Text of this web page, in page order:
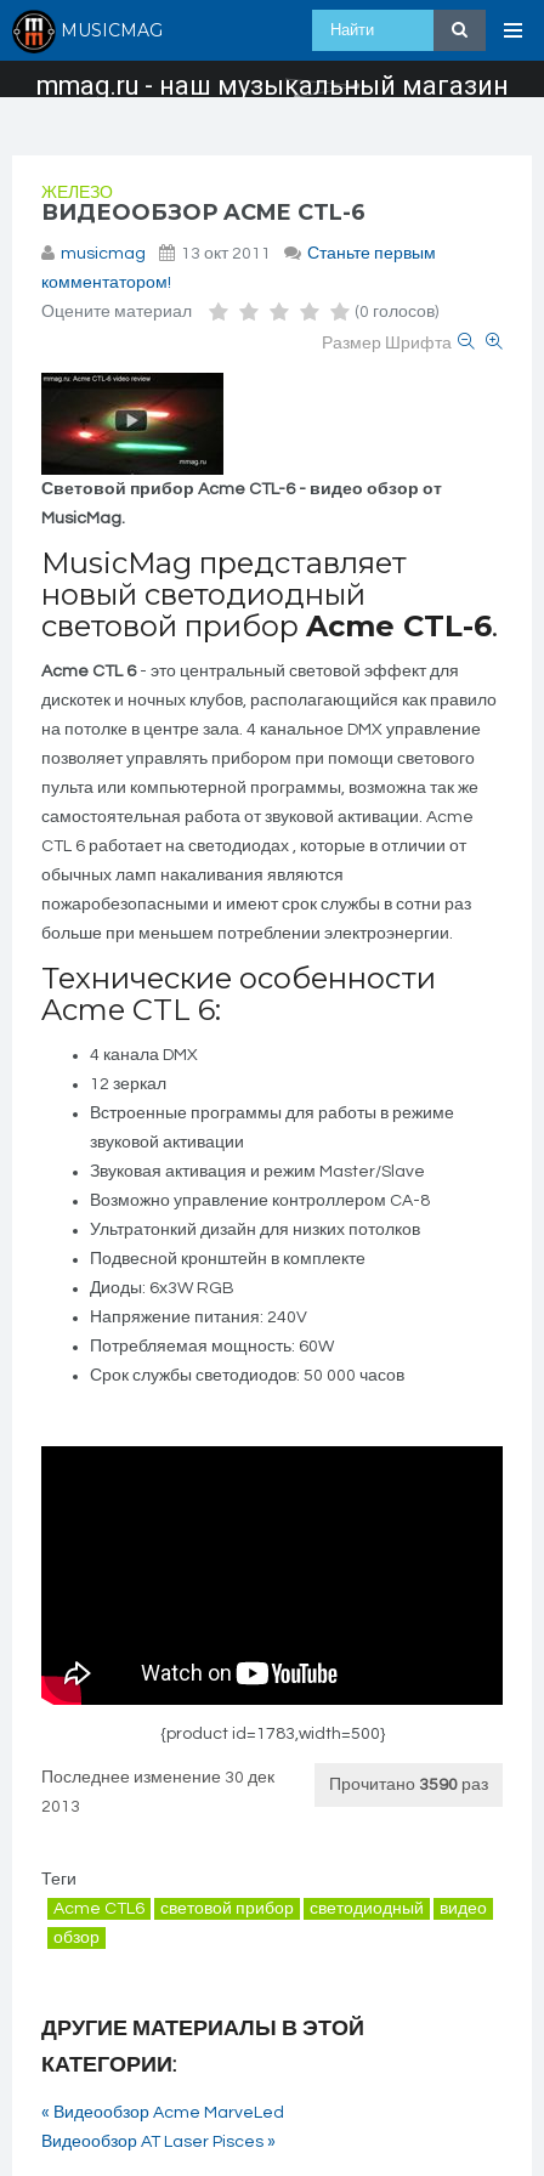
MUSICMAG
mmag.ru - наш музыкальный магазин
ЖЕЛЕЗО
ВИДЕООБЗОР ACME CTL-6
musicmag 13 окт 2011
Станьте первым
комментатором!
Оцените материал
(0 голосов)
Размер Шрифта
Световой прибор Acme CTL-6 - видео обзор от
MusicMag.
MusicMag представляет
новый светодиодный
световой прибор Acme CTL-6.
Acme CTL 6- это центральный световой эффект для
дискотек и ночных клубов, располагающийся как правило
на потолке в центре зала. 4 канальное DMX управление
позволяет управлять прибором при помощи светового
пульта или компьютерной программы, возможна так же
самостоятельная работа от звуковой активации. Acme
CTL 6 работает на светодиодах , которые в отличии от
обычных ламп накаливания являются
пожаробезопасными и имеют срок службы в сотни раз
больше при меньшем потреблении электроэнергии.
Технические особенности
Acme CTL 6:
4 канала DMX
12 зеркал
Встроенные программы для работы в режиме
звуковой активации
Звуковая активация и режим Master/Slave
Возможно управление контроллером CA-8
Ультратонкий дизайн для низких потолков
Подвесной кронштейн в комплекте
Диоды: 6х3W RGB
Напряжение питания: 240V
Потребляемая мощность: 60W
Срок службы светодиодов: 50 000 часов
{product id=1783,width=500}
Прочитано 3590 раз
Последнее изменение 30 дек
2013
Теги
Acme CTL6
световой прибор светодиодный
видео
обзор
ДРУГИЕ МАТЕРИАЛЫ В ЭТОЙ
КАТЕГОРИИ:
« Видеообзор Acme MarveLed
Видеообзор AT Laser Pisces »